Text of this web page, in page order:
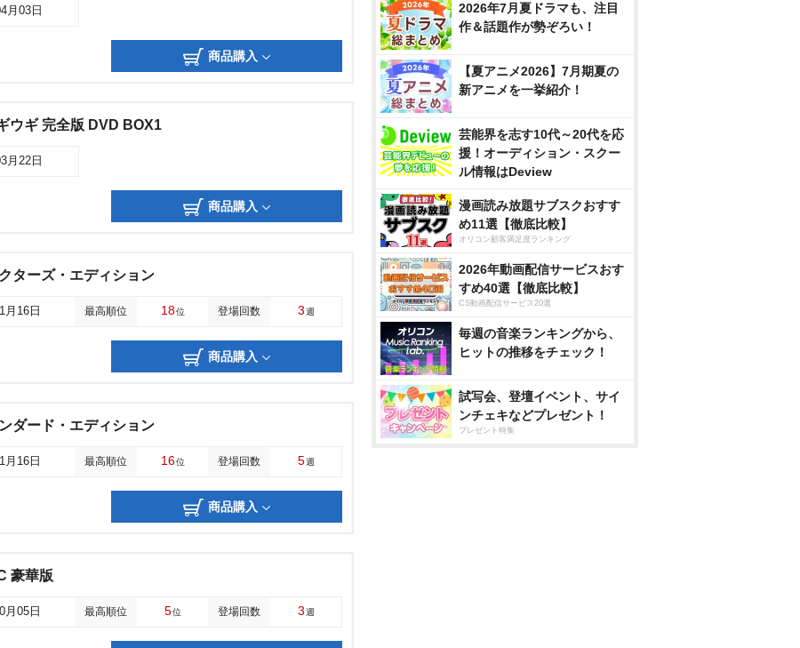
月03日
商品購入
ウギ 完全版 DVD BOX1
月22日
商品購入
ターズ・エディション
月16日 最高順位 18位 登場回数 3週
商品購入
ダード・エディション
月16日 最高順位 16位 登場回数 5週
商品購入
豪華版
月05日 最高順位 5位 登場回数 3週
2026年7月夏ドラマも、注目
作＆話題作が勢ぞろい！
【夏アニメ2026】7月期夏の
新アニメを一挙紹介！
芸能界を志す10代～20代を応
援！オーディション・スクー
ル情報はDeview
漫画読み放題サブスクおすす
め11選【徹底比較】
オリコン顧客満足度ランキング
2026年動画配信サービスおす
すめ40選【徹底比較】
CS動画配信サービス20選
毎週の音楽ランキングから、
ヒットの推移をチェック！
試写会、登壇イベント、サイ
ンチェキなどプレゼント！
プレゼント特集